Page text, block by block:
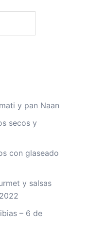
y pan Naan
secos y
con glaseado
y salsas
– 6 de